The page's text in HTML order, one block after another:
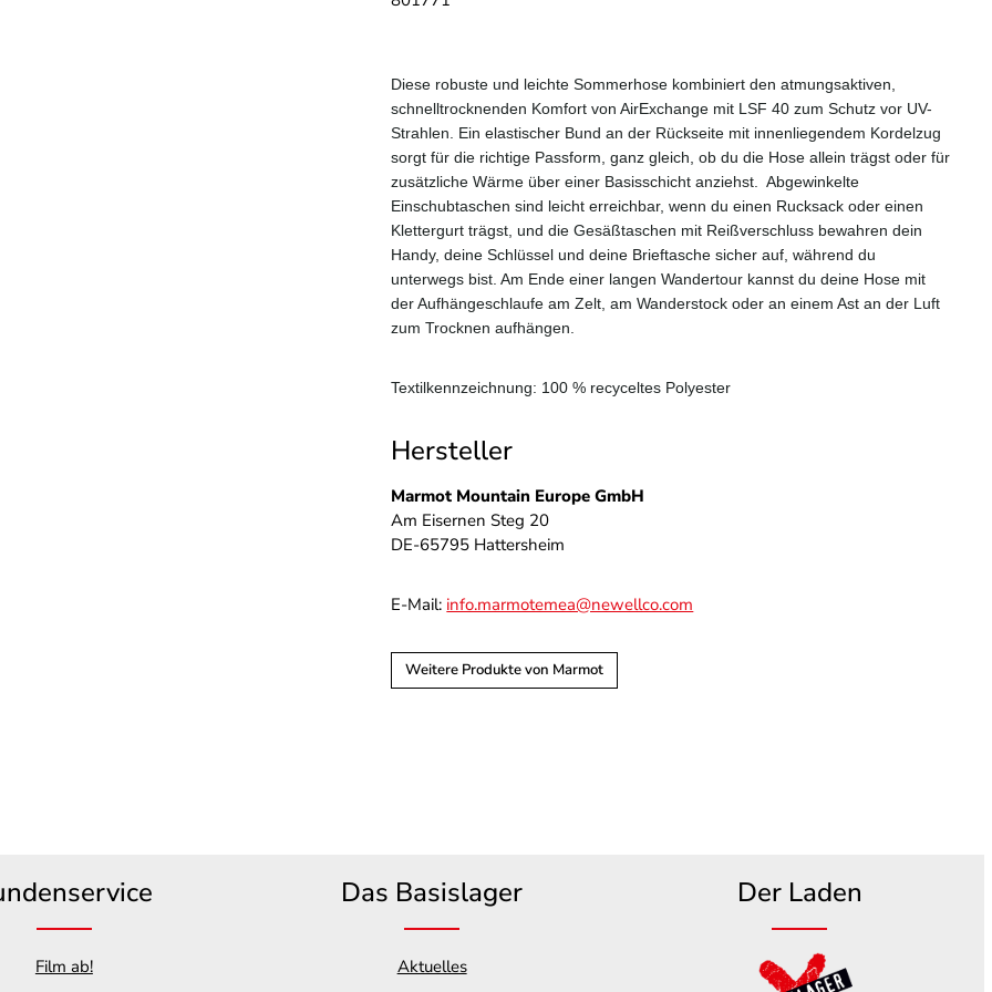
Diese robuste und leichte Sommerhose kombiniert den atmungsaktiven,
schnelltrocknenden Komfort von AirExchange mit LSF 40 zum Schutz vor UV-
Strahlen. Ein elastischer Bund an der Rückseite mit innenliegendem Kordelzug
sorgt für die richtige Passform, ganz gleich, ob du die Hose allein trägst oder für
zusätzliche Wärme über einer Basisschicht anziehst. Abgewinkelte
Einschubtaschen sind leicht erreichbar, wenn du einen Rucksack oder einen
Klettergurt trägst, und die Gesäßtaschen mit Reißverschluss bewahren dein
Handy, deine Schlüssel und deine Brieftasche sicher auf, während du
unterwegs bist. Am Ende einer langen Wandertour kannst du deine Hose mit
der Aufhängeschlaufe am Zelt, am Wanderstock oder an einem Ast an der Luft
zum Trocknen aufhängen.
Textilkennzeichnung: 100 % recyceltes Polyester
Hersteller
Marmot Mountain Europe GmbH
Am Eisernen Steg 20
DE-65795 Hattersheim
E-Mail: info.marmotemea@newellco.com
Weitere Produkte von Marmot
Film ab!
Das Basislager
Aktuelles
Der Laden